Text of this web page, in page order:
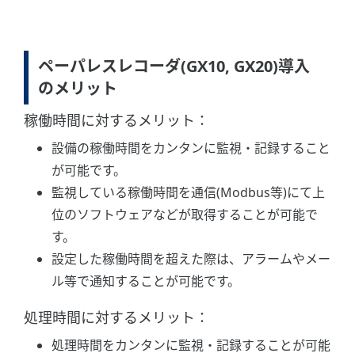
ペーパレスレコーダ(GX10, GX20)導入
のメリット
稼働時間に対するメリット：
設備の稼働時間をカンタンに監視・記録すること
が可能です。
監視している稼働時間を通信(Modbus等)にて上
位のソフトウェアなどが取得することが可能で
す。
設定した稼働時間を超えた際は、アラームやメー
ル等で通知することが可能です。
処理時間に対するメリット：
処理時間をカンタンに監視・記録することが可能